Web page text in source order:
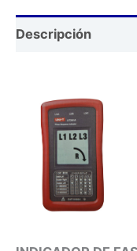
Descripción